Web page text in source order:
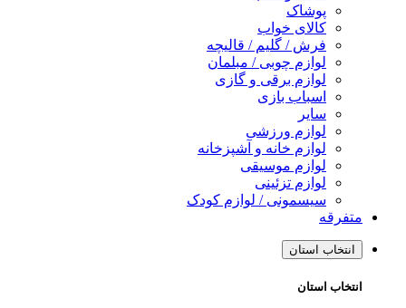
پوشاک
کالای خواب
فرش / گلیم / قالیچه
لوازم چوبی / مبلمان
لوازم برقی و گازی
اسباب بازی
سایر
لوازم ورزشی
لوازم خانه و آشپزخانه
لوازم موسیقی
لوازم تزئینی
سیسمونی / لوازم کودک
متفرقه
انتخاب استان
انتخاب استان